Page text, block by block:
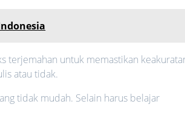
terjemahan untuk memastikan
atau tidak.
tidak mudah. Selain harus belajar